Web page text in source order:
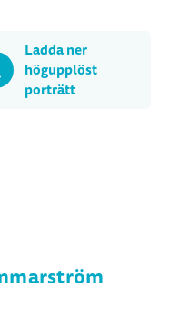
Ladda ner
högupplöst
porträtt